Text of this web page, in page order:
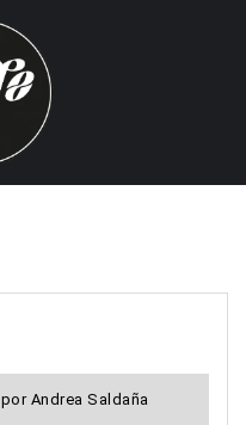
por Andrea Saldaña